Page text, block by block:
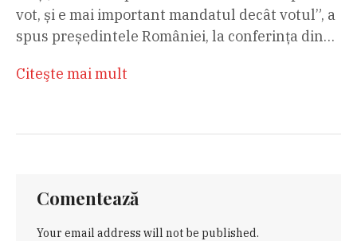
vot, și e mai important mandatul decât votul”, a
spus președintele României, la conferința din…
Citeşte mai mult
Comentează
Your email address will not be published.